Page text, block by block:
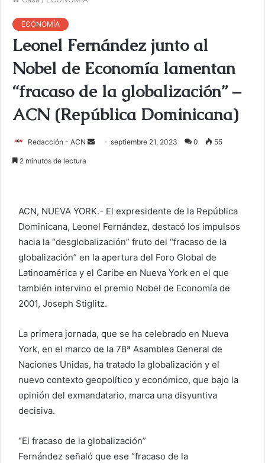
ECONOMÍA
Leonel Fernández junto al
Nobel de Economía lamentan
“fracaso de la globalización” –
ACN (República Dominicana)
Redacción - ACN
r
u
n
c
o
r
r
e
l
e
c
t
n
i
septiembre 21, 2023 0 55
2 minutos de lectura
ACN, NUEVA YORK.- El expresidente de la República
Dominicana, Leonel Fernández, destacó los impulsos
hacia la “desglobalización” fruto del “fracaso de la
globalización” en la apertura del Foro Global de
Latinoamérica y el Caribe en Nueva York en el que
también intervino el premio Nobel de Economía de
2001, Joseph Stiglitz.
La primera jornada, que se ha celebrado en Nueva
York, en el marco de la 78ª Asamblea General de
Naciones Unidas, ha tratado la globalización y el
nuevo contexto geopolítico y económico, que bajo la
opinión del exmandatario, marca una disyuntiva
decisiva.
“El fracaso de la globalización”
Fernández señaló que ese “fracaso de la